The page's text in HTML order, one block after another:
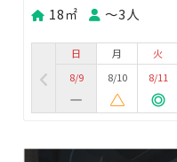
18㎡
〜3人
日
8/9
月
8/10
火
8/11